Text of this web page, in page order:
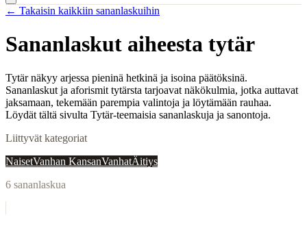
← Takaisin kaikkiin sananlaskuihin
Sananlaskut aiheesta tytär
Tytär näkyy arjessa pieninä hetkinä ja isoina päätöksinä.
Sananlaskut ja aforismit tytärsta tarjoavat näkökulmia, jotka auttavat
jaksamaan, tekemään parempia valintoja ja löytämään rauhaa.
Löydät tältä sivulta Tytär-teemaisia sananlaskuja ja sanontoja.
Liittyvät kategoriat
NaisetVanhan KansanVanhatÄitiys
6 sananlaskua